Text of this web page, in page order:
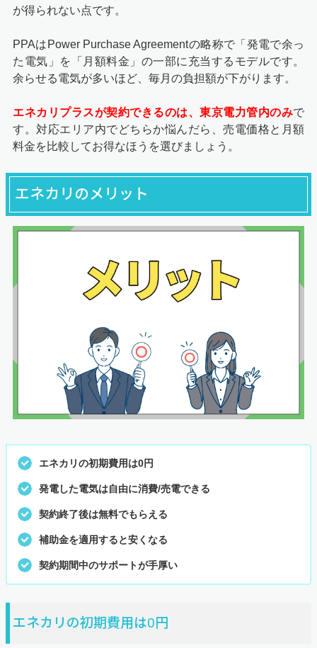
が得られない点です。
PPAはPower Purchase Agreementの略称で「発電で余っ
た電気」を「月額料金」の一部に充当するモデルです。
余らせる電気が多いほど、毎月の負担額が下がります。
エネカリプラスが契約できるのは、東京電力管内のみで
す。対応エリア内でどちらか悩んだら、売電価格と月額
料金を比較してお得なほうを選びましょう。
エネカリのメリット
エネカリの初期費用は0円
発電した電気は自由に消費/売電できる
契約終了後は無料でもらえる
補助金を適用すると安くなる
契約期間中のサポートが手厚い
エネカリの初期費用は0円